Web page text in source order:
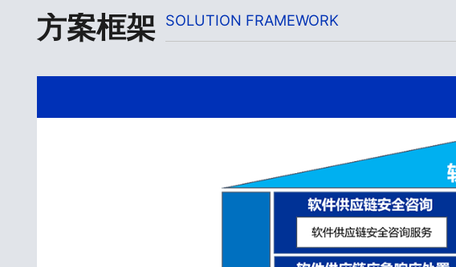
方案框架 SOLUTION FRAMEWORK